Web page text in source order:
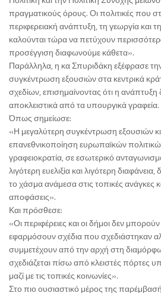
πραγματικούς όρους. Οι πολιτικές που
περιφερειακή ανάπτυξη, τη γεωργία και
καλούνται τώρα να πετύχουν
προσέγγιση διαφωνούμε κάθετα».
Παράλληλα, η κα Σπυριδάκη εξέφρασε
συγκέντρωση εξουσιών στα κεντρικά
σχεδίων, επισημαίνοντας ότι η ανάπτυξη
αποκλειστικά από τα υπουργικά γραφεία.
Όπως σημείωσε:
«Η μεγαλύτερη συγκέντρωση εξουσιών
επανεθνικοποίηση ευρωπαϊκών
γραφειοκρατία, σε εσωτερικό
λιγότερη ευελιξία και λιγότερη
το χάσμα ανάμεσα στις τοπικές ανάγκες
αποφάσεις».
Και πρόσθεσε:
«Οι περιφέρειες και οι δήμοι δεν
εφαρμόσουν σχέδια που σχεδιάστηκαν
συμμετέχουν από την αρχή στη
σχεδιάζεται πίσω από κλειστές πόρτες
μαζί με τις τοπικές κοινωνίες».
Στο πιο ουσιαστικό μέρος της